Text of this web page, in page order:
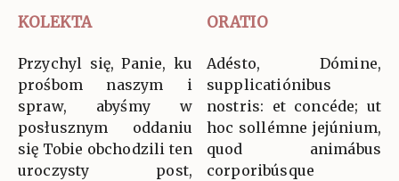
KOLEKTA ORATIO
Przychyl się, Panie, ku
prośbom naszym i
spraw, abyśmy w
posłusznym oddaniu
się Tobie obchodzili ten
uroczysty post,
Adésto, Dómine,
supplicatiónibus
nostris: et concéde; ut
hoc sollémne jejúnium,
quod animábus
corporibúsque